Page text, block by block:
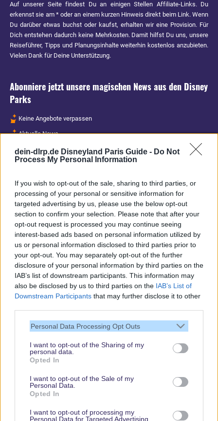
dein-dlrp.de Disneyland Paris Guide - Do Not
Process My Personal Information
If you wish to opt-out of the sale, sharing to third parties, or
processing of your personal or sensitive information for
targeted advertising by us, please use the below opt-out
section to confirm your selection. Please note that after your
opt-out request is processed you may continue seeing
interest-based ads based on personal information utilized by
us or personal information disclosed to third parties prior to
your opt-out. You may separately opt-out of the further
disclosure of your personal information by third parties on the
IAB’s list of downstream participants. This information may
also be disclosed by us to third parties on the IAB’s List of
Downstream Participants that may further disclose it to other
Personal Data Processing Opt Outs
I want to opt-out of the Sharing of my
personal data.
Opted In
I want to opt-out of the Sale of my
Personal Data.
Opted In
I want to opt-out of processing my
Personal Data for Targeted Advertising.
Auf unserer Seite findest Du an einigen Stellen Affiliate-Links. Du
erkennst sie am * oder an einem kurzen Hinweis direkt beim Link. Wenn
Du darüber etwas buchst oder kaufst, erhalten wir eine Provision. Für
Dich entstehen dadurch keine Mehrkosten. Damit hilfst Du uns, unsere
Reiseführer, Tipps und Planungsinhalte weiterhin kostenlos anzubieten.
Vielen Dank für Deine Unterstützung.
Abonniere jetzt unsere magischen News aus den Disney
Parks
Keine Angebote verpassen
Aktuelle News
Spannende Lesetipps
Gratis und jederzeit kündbar
Vielen Dank,
dass Du unsere
Seite liest.
Schau regelmäßig
Disneyland Paris & Walt Disney World und ist unabhängig von "The Walt
Disney Company", "EuroDisney S.C.A." oder deren Tochter- sowie